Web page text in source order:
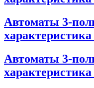
Автоматы 3-
Автоматы 3-
характеристика